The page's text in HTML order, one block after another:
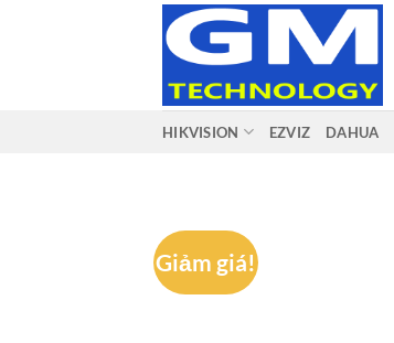
HIKVISION EZVIZ DAHUA
Giảm giá!